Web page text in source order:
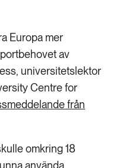
Europa mer
av
universitetslektor
Centre for
från
omkring 18
använda